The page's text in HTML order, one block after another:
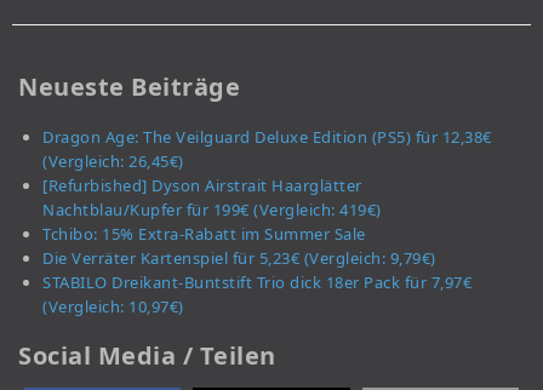
Neueste Beiträge
Dragon Age: The Veilguard Deluxe Edition (PS5) für 12,38€
(Vergleich: 26,45€)
[Refurbished] Dyson Airstrait Haarglätter
Nachtblau/Kupfer für 199€ (Vergleich: 419€)
Tchibo: 15% Extra-Rabatt im Summer Sale
Die Verräter Kartenspiel für 5,23€ (Vergleich: 9,79€)
STABILO Dreikant-Buntstift Trio dick 18er Pack für 7,97€
(Vergleich: 10,97€)
Social Media / Teilen